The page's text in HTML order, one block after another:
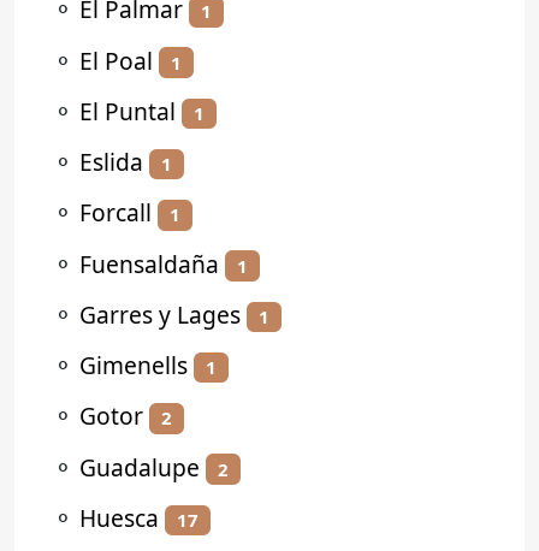
⚬ El Palmar 1
⚬ El Poal 1
⚬ El Puntal 1
⚬ Eslida 1
⚬ Forcall 1
⚬ Fuensaldaña 1
⚬ Garres y Lages 1
⚬ Gimenells 1
⚬ Gotor 2
⚬ Guadalupe 2
⚬ Huesca 17